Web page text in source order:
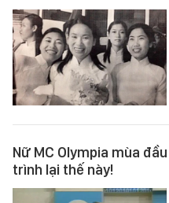
Nữ MC Olympia mùa
trình lại thế này!